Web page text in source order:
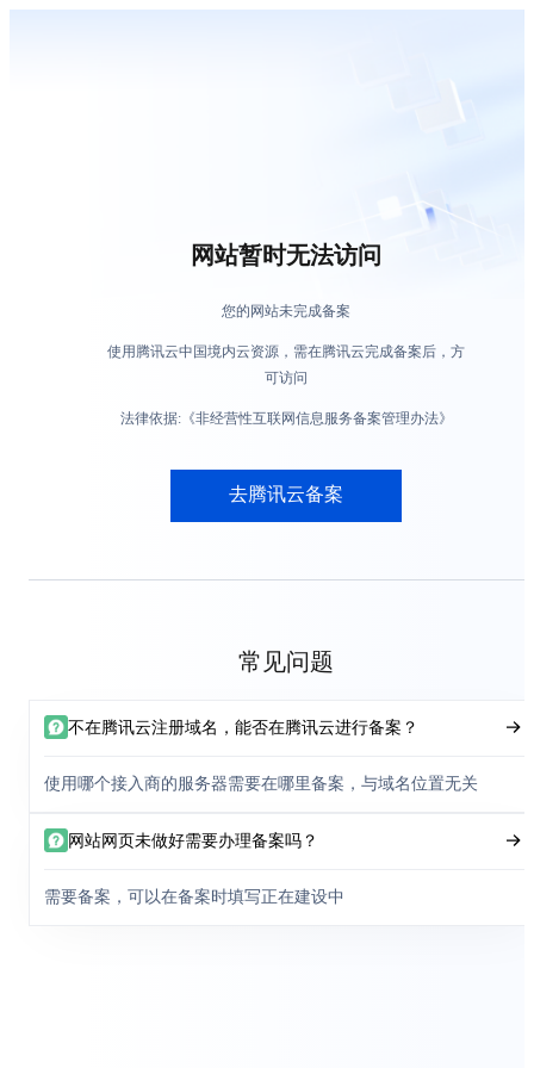
网站暂时无法访问
您的网站未完成备案
使用腾讯云中国境内云资源，需在腾讯云完成备案后，方
可访问
法律依据:《非经营性互联网信息服务备案管理办法》
去腾讯云备案
常见问题
不在腾讯云注册域名，能否在腾讯云进行备案？
使用哪个接入商的服务器需要在哪里备案，与域名位置无关
网站网页未做好需要办理备案吗？
需要备案，可以在备案时填写正在建设中